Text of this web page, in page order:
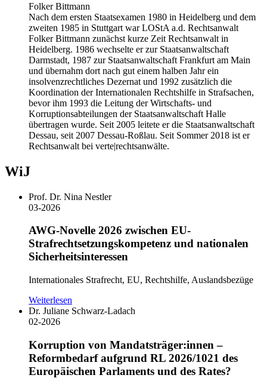
Folker Bittmann
Nach dem ersten Staatsexamen 1980 in Heidelberg und dem
zweiten 1985 in Stuttgart war LOStA a.d. Rechtsanwalt
Folker Bittmann zunächst kurze Zeit Rechtsanwalt in
Heidelberg. 1986 wechselte er zur Staatsanwaltschaft
Darmstadt, 1987 zur Staatsanwaltschaft Frankfurt am Main
und übernahm dort nach gut einem halben Jahr ein
insolvenzrechtliches Dezernat und 1992 zusätzlich die
Koordination der Internationalen Rechtshilfe in Strafsachen,
bevor ihm 1993 die Leitung der Wirtschafts- und
Korruptionsabteilungen der Staatsanwaltschaft Halle
übertragen wurde. Seit 2005 leitete er die Staatsanwaltschaft
Dessau, seit 2007 Dessau-Roßlau. Seit Sommer 2018 ist er
Rechtsanwalt bei verte|rechtsanwälte.
WiJ
Prof. Dr. Nina Nestler
03-2026
AWG-Novelle 2026 zwischen EU-
Strafrechtsetzungskompetenz und nationalen
Sicherheitsinteressen
Internationales Strafrecht, EU, Rechtshilfe, Auslandsbezüge
Weiterlesen
Dr. Juliane Schwarz-Ladach
02-2026
Korruption von Mandatsträger:innen –
Reformbedarf aufgrund RL 2026/1021 des
Europäischen Parlaments und des Rates?